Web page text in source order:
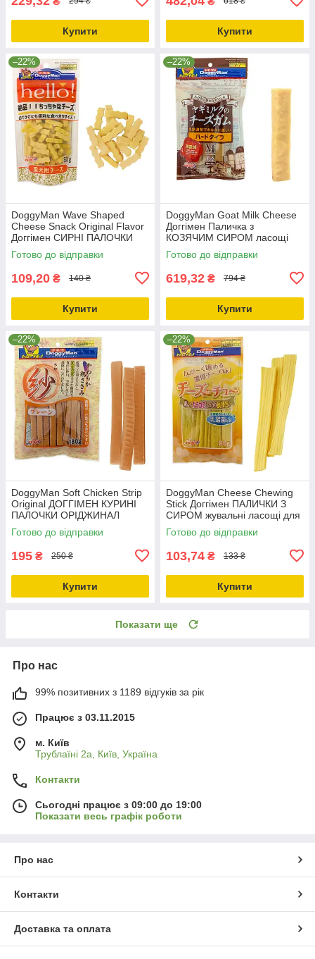
Купити Купити
–22%
DoggyMan Wave Shaped
Cheese Snack Original Flavor
Доггімен СИРНІ ПАЛОЧКИ
ХВИЛА ласощі для собак
0.08кг
Готово до відправки
109,20 ₴ 140 ₴
Купити
–22%
DoggyMan Goat Milk Cheese
Доггімен Паличка з
КОЗЯЧИМ СИРОМ ласощі
для собак 0.21кг
Готово до відправки
619,32 ₴ 794 ₴
Купити
–22%
DoggyMan Soft Chicken Strip
Original ДОГГІМЕН КУРИНІ
ПАЛОЧКИ ОРІДЖИНАЛ
ласощі для собак
Готово до відправки
195 ₴ 250 ₴
Купити
–22%
DoggyMan Cheese Chewing
Stick Доггімен ПАЛИЧКИ З
СИРОМ жувальні ласощі для
собак М 0.08кг
Готово до відправки
103,74 ₴ 133 ₴
Купити
Показати ще
Про нас
99% позитивних з 1189 відгуків за рік
Працює з 03.11.2015
м. Київ
Трублаїні 2а, Київ, Україна
Контакти
Сьогодні працює з 09:00 до 19:00
Показати весь графік роботи
Про нас
Контакти
Доставка та оплата